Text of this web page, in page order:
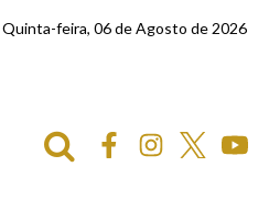
Quinta-feira, 06 de Agosto de 2026